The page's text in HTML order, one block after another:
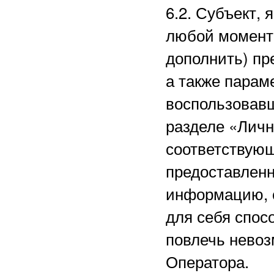
6.2. Субъект,
любой момент
дополнить)
а также
разделе
информацию,
для себя
повлечь
Оператора.